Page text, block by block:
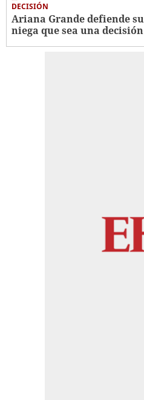
DECISIÓN
Ariana Grande defiende
niega que sea una